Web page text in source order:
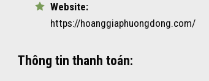
Website:
https://hoanggiaphuongdong.com/
Thông tin thanh toán: